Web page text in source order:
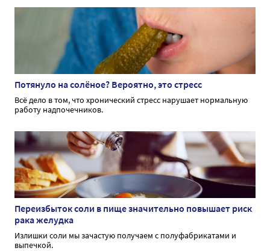
Потянуло на солёное? Вероятно, это стресс
Всё дело в том, что хронический стресс нарушает нормальную
работу надпочечников.
Переизбыток соли в пище значительно повышает риск
рака желудка
Излишки соли мы зачастую получаем с полуфабрикатами и
выпечкой.